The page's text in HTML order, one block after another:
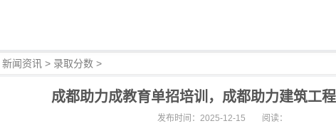
新闻资讯 > 录取分数 >
成都助力成教育单招培训，成都助力建筑工
发布时间：2025-12-15 阅读：